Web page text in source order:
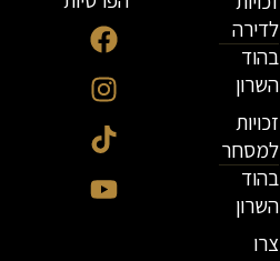
לדירה
בהוד
השרון
זכויות
למסחר
בהוד
השרון
צרו